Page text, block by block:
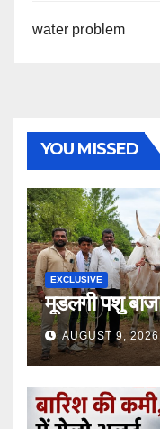
water problem
YOU MISSED
EXCLUSIVE
मूडलगी पशु
AUGUST 9, 2026